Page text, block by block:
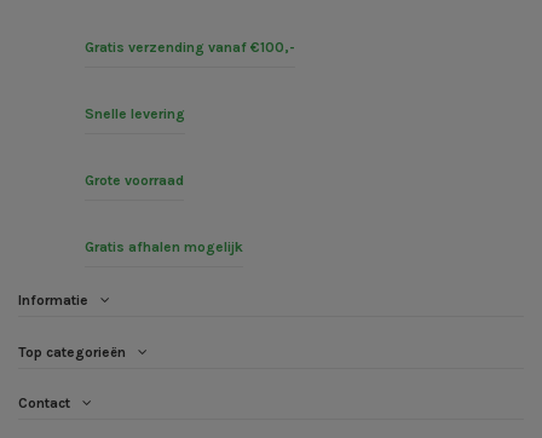
Gratis verzending vanaf €100,-
Snelle levering
Grote voorraad
Gratis afhalen mogelijk
Informatie
Top categorieën
Contact